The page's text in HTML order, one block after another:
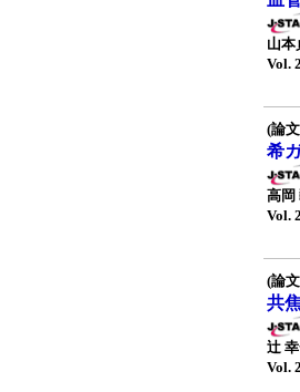
山本
Vol.
(論
希
高岡
Vol.
(論
共
辻
Vol.